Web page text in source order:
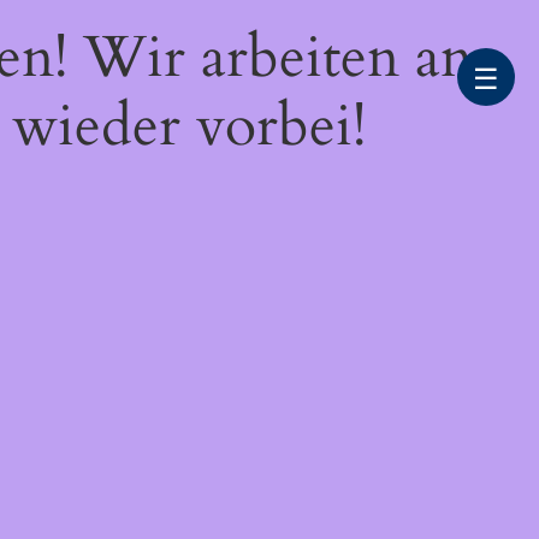
Wir arbeiten an
vorbei!
☰